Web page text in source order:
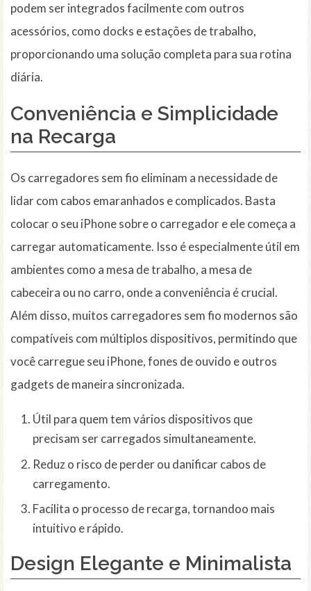
podem ser integrados facilmente com outros
acessórios, como docks e estações de trabalho,
proporcionando uma solução completa para sua rotina
diária.
Conveniência e Simplicidade
na Recarga
Os carregadores sem fio eliminam a necessidade de
lidar com cabos emaranhados e complicados. Basta
colocar o seu iPhone sobre o carregador e ele começa a
carregar automaticamente. Isso é especialmente útil em
ambientes como a mesa de trabalho, a mesa de
cabeceira ou no carro, onde a conveniência é crucial.
Além disso, muitos carregadores sem fio modernos são
compatíveis com múltiplos dispositivos, permitindo que
você carregue seu iPhone, fones de ouvido e outros
gadgets de maneira sincronizada.
Útil para quem tem vários dispositivos que
precisam ser carregados simultaneamente.
Reduz o risco de perder ou danificar cabos de
carregamento.
Facilita o processo de recarga, tornandoo mais
intuitivo e rápido.
Design Elegante e Minimalista